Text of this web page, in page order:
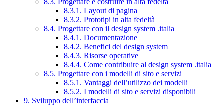
8.3. Progettare e costruire in alta fedeltà
8.3.1. Layout di pagina
8.3.2. Prototipi in alta fedeltà
8.4. Progettare con il design system .italia
8.4.1. Documentazione
8.4.2. Benefici del design system
8.4.3. Risorse operative
8.4.4. Come contribuire al design system .italia
8.5. Progettare con i modelli di sito e servizi
8.5.1. Vantaggi dell’utilizzo dei modelli
8.5.2. I modelli di sito e servizi disponibili
9. Sviluppo dell’interfaccia